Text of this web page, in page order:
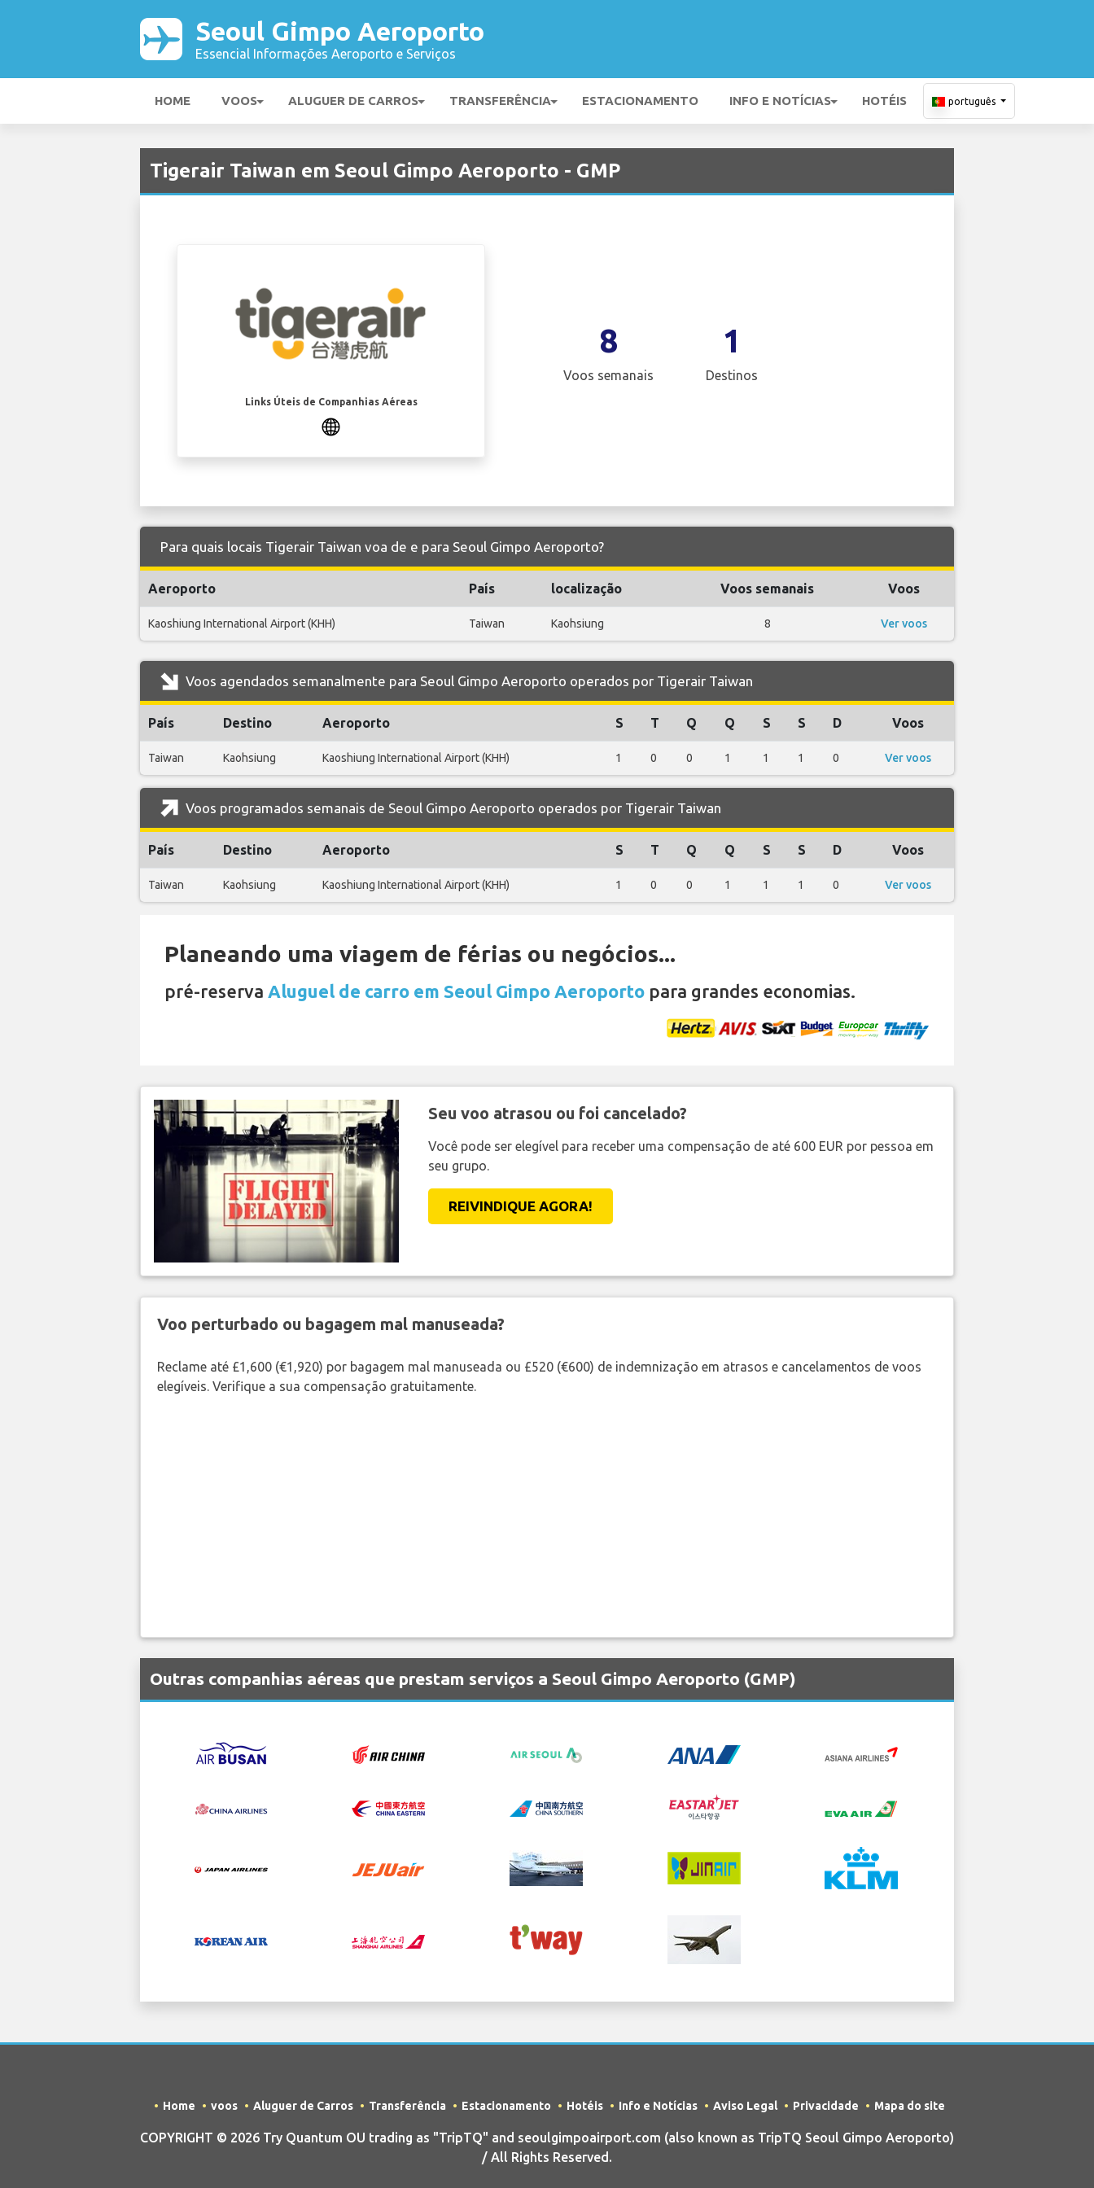
Seoul Gimpo Aeroporto
Essencial Informações Aeroporto e Serviços
HOME VOOS ALUGUER DE CARROS TRANSFERÊNCIA ESTACIONAMENTO INFO E NOTÍCIAS HOTÉIS português
Tigerair Taiwan em Seoul Gimpo Aeroporto - GMP
Links Úteis de Companhias Aéreas
8
Voos semanais
1
Destinos
Para quais locais Tigerair Taiwan voa de e para Seoul Gimpo Aeroporto?
Aeroporto País localização Voos semanais Voos
Kaoshiung International Airport (KHH) Taiwan Kaohsiung 8 Ver voos
Voos agendados semanalmente para Seoul Gimpo Aeroporto operados por Tigerair Taiwan
País Destino Aeroporto S T Q Q S S D Voos
Taiwan Kaohsiung Kaoshiung International Airport (KHH) 1 0 0 1 1 1 0 Ver voos
Voos programados semanais de Seoul Gimpo Aeroporto operados por Tigerair Taiwan
País Destino Aeroporto S T Q Q S S D Voos
Taiwan Kaohsiung Kaoshiung International Airport (KHH) 1 0 0 1 1 1 0 Ver voos
Planeando uma viagem de férias ou negócios...
pré-reserva Aluguel de carro em Seoul Gimpo Aeroporto para grandes economias.
Seu voo atrasou ou foi cancelado?
Você pode ser elegível para receber uma compensação de até 600 EUR por pessoa em
seu grupo.
REIVINDIQUE AGORA!
Voo perturbado ou bagagem mal manuseada?
Reclame até £1,600 (€1,920) por bagagem mal manuseada ou £520 (€600) de indemnização em atrasos e cancelamentos de voos
elegíveis. Verifique a sua compensação gratuitamente.
Outras companhias aéreas que prestam serviços a Seoul Gimpo Aeroporto (GMP)
Home voos Aluguer de Carros Transferência Estacionamento Hotéis Info e Notícias Aviso Legal Privacidade Mapa do site
COPYRIGHT © 2026 Try Quantum OU trading as "TripTQ" and seoulgimpoairport.com (also known as TripTQ Seoul Gimpo Aeroporto)
/ All Rights Reserved.